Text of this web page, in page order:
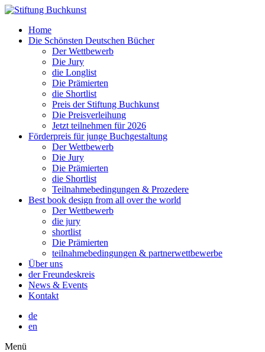
Home
Die Schönsten Deutschen Bücher
Der Wettbewerb
Die Jury
die Longlist
Die Prämierten
die Shortlist
Preis der Stiftung Buchkunst
Die Preisverleihung
Jetzt teilnehmen für 2026
Förderpreis für junge Buchgestaltung
Der Wettbewerb
Die Jury
Die Prämierten
die Shortlist
Teilnahmebedingungen & Prozedere
Best book design from all over the world
Der Wettbewerb
die jury
shortlist
Die Prämierten
teilnahmebedingungen & partnerwettbewerbe
Über uns
der Freundeskreis
News & Events
Kontakt
de
en
Menü